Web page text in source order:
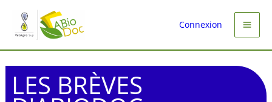
contenu
Connexion
LES BRÈVES